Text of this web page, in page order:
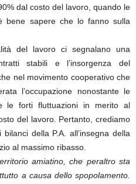
dal costo del lavoro, quando le
bene sapere che lo fanno sulla
del lavoro ci segnalano una
stabili e l’insorgenza del
nel movimento cooperativo che
l’occupazione nonostante le
le forti fluttuazioni in merito al
del lavoro. Pertanto, crediamo
della P.A. all’insegna della
al massimo ribasso.
amiatino, che peraltro sta
a causa dello spopolamento.